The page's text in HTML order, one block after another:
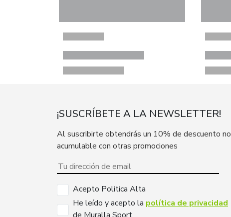
¡SUSCRÍBETE A LA NEWSLETTER!
Al suscribirte obtendrás un 10% de descuento no
acumulable con otras promociones
Acepto Politica Alta
He leído y acepto la política de privacidad